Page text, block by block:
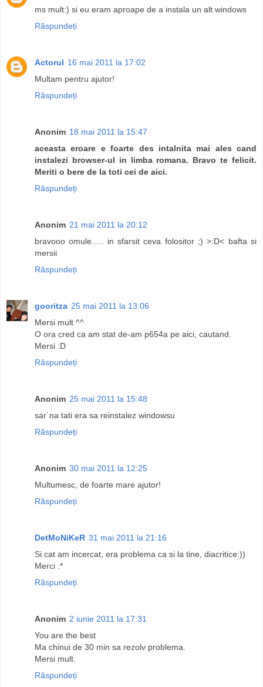
ms mult:) si eu eram aproape de a instala un alt windows
Răspundeți
Actorul 16 mai 2011 la 17:02
Multam pentru ajutor!
Răspundeți
Anonim 18 mai 2011 la 15:47
aceasta eroare e foarte des intalnita mai ales cand
instalezi browser-ul in limba romana. Bravo te felicit.
Meriti o bere de la toti cei de aici.
Răspundeți
Anonim 21 mai 2011 la 20:12
bravooo omule..... in sfarsit ceva folositor ;) >:D< bafta si
mersii
Răspundeți
gooritza 25 mai 2011 la 13:06
Mersi mult ^^
O ora cred ca am stat de-am p654a pe aici, cautand.
Mersi :D
Răspundeți
Anonim 25 mai 2011 la 15:48
sar`na tati era sa reinstalez windowsu
Răspundeți
Anonim 30 mai 2011 la 12:25
Multumesc, de foarte mare ajutor!
Răspundeți
DetMoNiKeR 31 mai 2011 la 21:16
Si cat am incercat, era problema ca si la tine, diacritice:))
Merci :*
Răspundeți
Anonim 2 iunie 2011 la 17:31
You are the best
Ma chinui de 30 min sa rezolv problema.
Mersi mult.
Răspundeți